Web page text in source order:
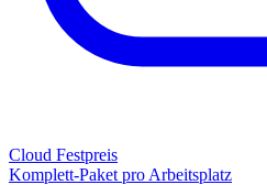
Cloud Festpreis
Komplett-Paket pro Arbeitsplatz